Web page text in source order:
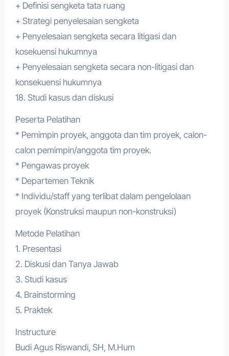
+ Definisi sengketa tata ruang
+ Strategi penyelesaian sengketa
+ Penyelesaian sengketa secara litigasi dan
kosekuensi hukumnya
+ Penyelesaian sengketa secara non-litigasi dan
konsekuensi hukumnya
18. Studi kasus dan diskusi
Peserta Pelatihan
* Pemimpin proyek, anggota dan tim proyek, calon-
calon pemimpin/anggota tim proyek.
* Pengawas proyek
* Departemen Teknik
* Individu/staff yang terlibat dalam pengelolaan
proyek (Konstruksi maupun non-konstruksi)
Metode Pelatihan
1. Presentasi
2. Diskusi dan Tanya Jawab
3. Studi kasus
4. Brainstorming
5. Praktek
Instructure
Budi Agus Riswandi, SH, M.Hum